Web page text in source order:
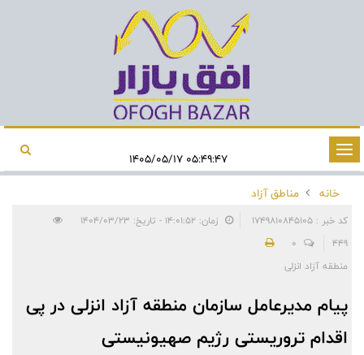
تغییر
وضعیت
ناوبری
خانه
مناطق آزاد
کد خبر : 1749810845105
زمان: ۱۴:۰۱:۵۲ - تاریخ: ۱۴۰۴/۰۳/۲۳
449
0
منطقه آزاد انزلی
پیام مدیرعامل سازمان منطقه آزاد انزلی در پی
اقدام تروریستی رژیم صهیونیستی